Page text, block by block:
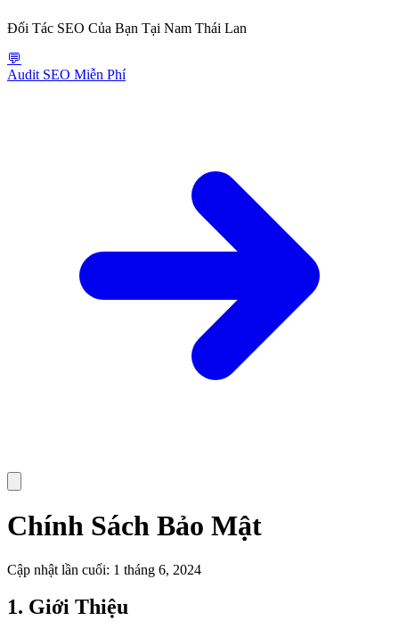
Đối Tác SEO Của Bạn Tại Nam Thái Lan
💬
Audit SEO Miễn Phí
Chính Sách Bảo Mật
Cập nhật lần cuối: 1 tháng 6, 2024
1. Giới Thiệu